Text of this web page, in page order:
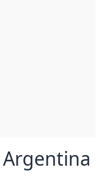
Argentina